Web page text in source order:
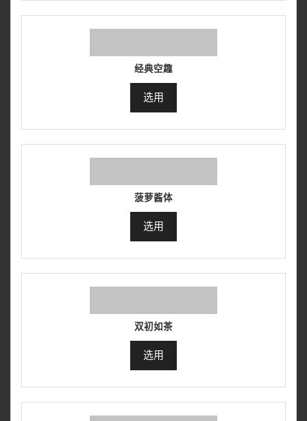
经典空趣
选用
菠萝酱体
选用
双初如茶
选用